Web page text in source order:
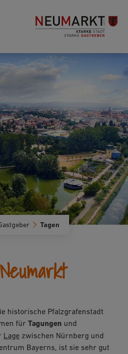
Tagen
historische Pfalzgrafenstadt
für Tagungen und
Lage zwischen Nürnberg und
Bayerns, ist sie sehr gut